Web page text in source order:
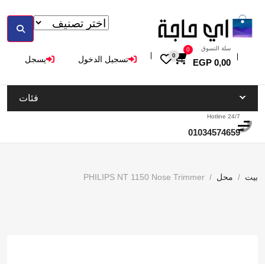
سلة التسوق
0,00
EGP
0
0
تسجيل الدخول يسجل
فئات
Hotline 24/7
01034574659
بيت محل PHILIPS NT 1150 Nose Trimmer